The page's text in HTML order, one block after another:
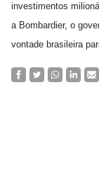
investimentos
a Bombardier, o
vontade brasileira